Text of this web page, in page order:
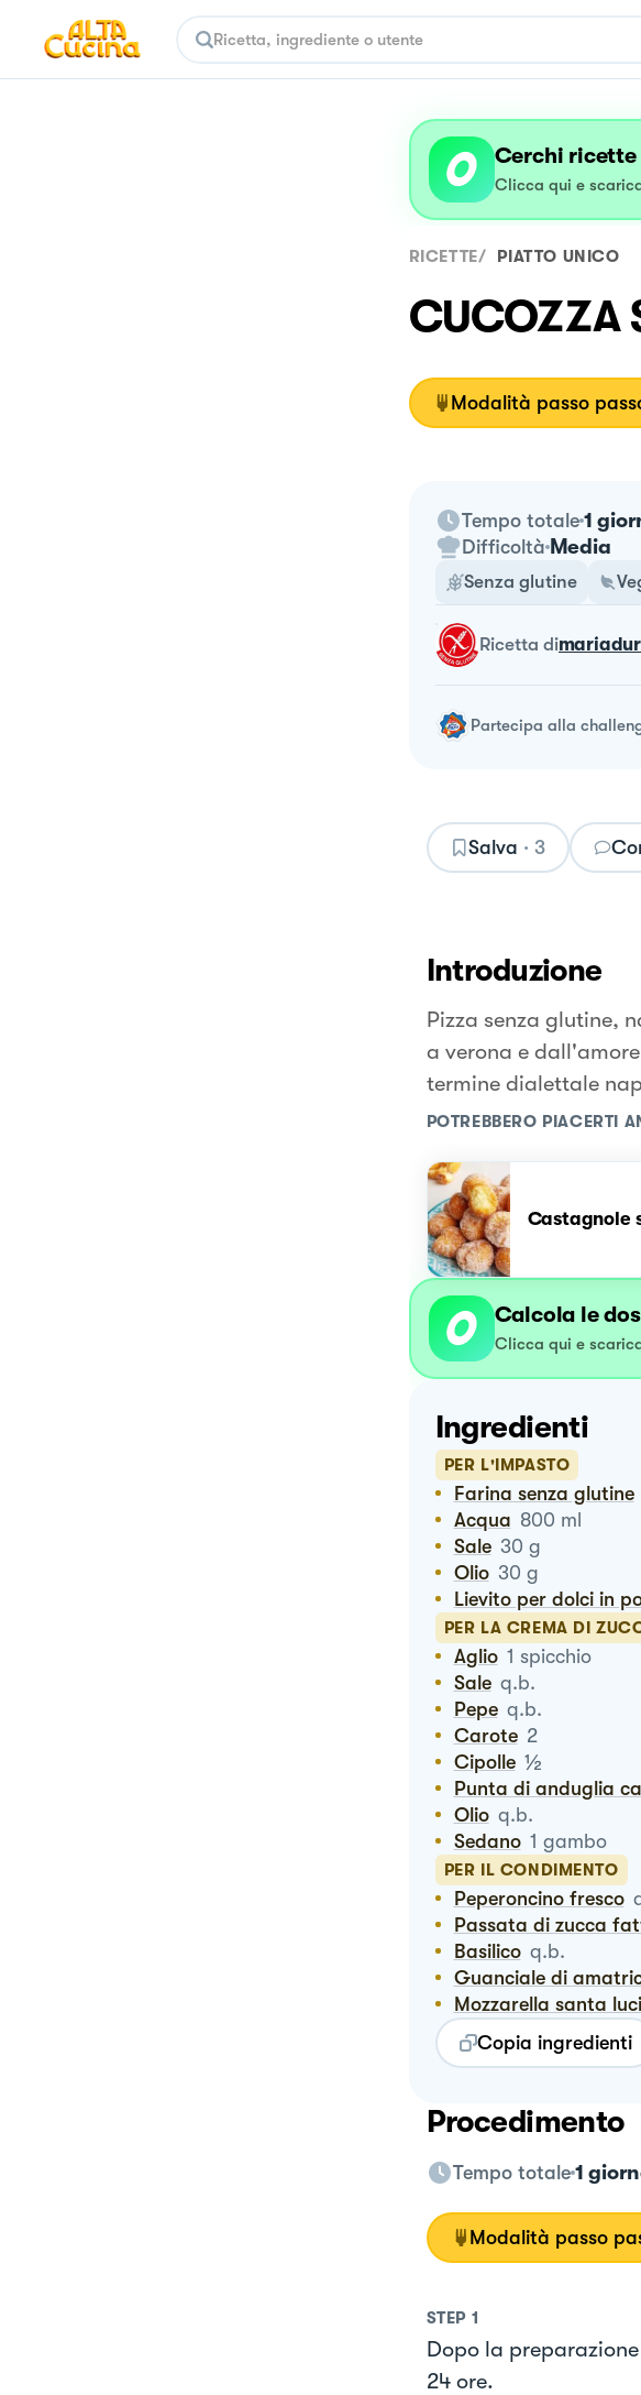
Cerchi ricette
Clicca qui e
RICETTE/ PIATTO UNICO
CUCOZZA
Modalità passo
Tempo totale 1
Difficoltà Media
Senza glutine
ricetta di
Partecipa alla
Salva · 3
Introduzione
Pizza senza glutine,
a verona e
termine dialettale
POTREBBERO PIACERTI
Castagnole
Calcola le
Clicca qui e
Ingredienti
PER L'IMPASTO
Farina senza glutine
Acqua 800 ml
Sale 30 g
Olio 30 g
Lievito per dolci in
PER LA CREMA DI
Aglio 1 spicchio
Sale q.b.
Pepe q.b.
Carote 2
Cipolle ½
Punta di anduglia
Olio q.b.
Sedano 1 gambo
PER IL CONDIMENTO
Peperoncino fresco
Passata di zucca
Basilico q.b.
Guanciale di
Mozzarella santa
Copia ingredienti
Procedimento
Tempo totale 1
Modalità passo
STEP 1
Dopo la
24 ore.